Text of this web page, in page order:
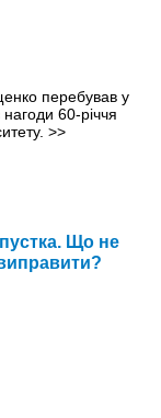
перебував у
60-річчя
>>
Що не